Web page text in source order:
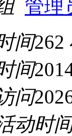
管理
间262
间
问
动时